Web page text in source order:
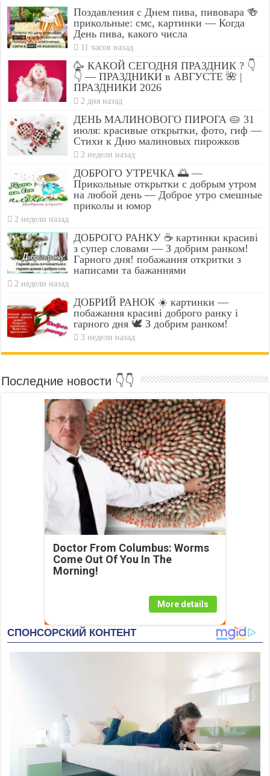
Поздавления с Днем пива, пивовара 🍻
прикольные: смс, картинки — Когда
День пива, какого числа
11 часов назад
🥳 КАКОЙ СЕГОДНЯ ПРАЗДНИК ? 👇
👇 — ПРАЗДНИКИ в АВГУСТЕ 🌺 |
ПРАЗДНИКИ 2026
2 дня назад
ДЕНЬ МАЛИНОВОГО ПИРОГА 🥧 31
июля: красивые открытки, фото, гиф —
Стихи к Дню малиновых пирожков
2 недели назад
ДОБРОГО УТРЕЧКА 🌅 —
Прикольные открытки с добрым утром
на любой день — Доброе утро смешные
приколы и юмор
2 недели назад
ДОБРОГО РАНКУ ☕ картинки красиві
з супер словами — З добрим ранком!
Гарного дня! побажання откритки з
написами та бажаннями
2 недели назад
ДОБРИЙ РАНОК ☀️ картинки —
побажання красиві доброго ранку і
гарного дня 🕊️ З добрим ранком!
3 недели назад
Последние новости 👇👇
Doctor From Columbus: Worms
Come Out Of You In The
Morning!
More details